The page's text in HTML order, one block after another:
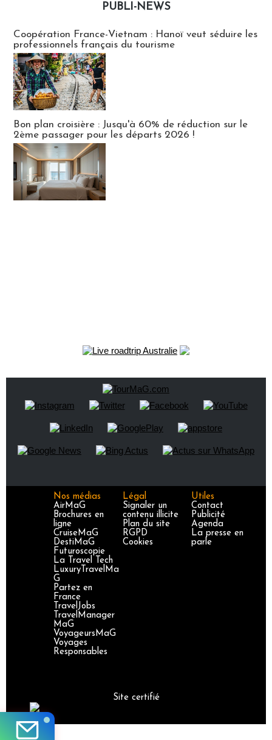
PUBLI-NEWS
Coopération France-Vietnam : Hanoï veut séduire les
professionnels français du tourisme
Bon plan croisière : Jusqu'à 60% de réduction sur le
2ème passager pour les départs 2026 !
Nos médias
AirMaG
Brochures en
ligne
CruiseMaG
DestiMaG
Futuroscopie
La Travel Tech
LuxuryTravelMa
G
Partez en
France
TravelJobs
TravelManager
MaG
VoyageursMaG
Voyages
Responsables
Légal
Signaler un
contenu illicite
Plan du site
RGPD
Cookies
Utiles
Contact
Publicité
Agenda
La presse en
parle
Site certifié